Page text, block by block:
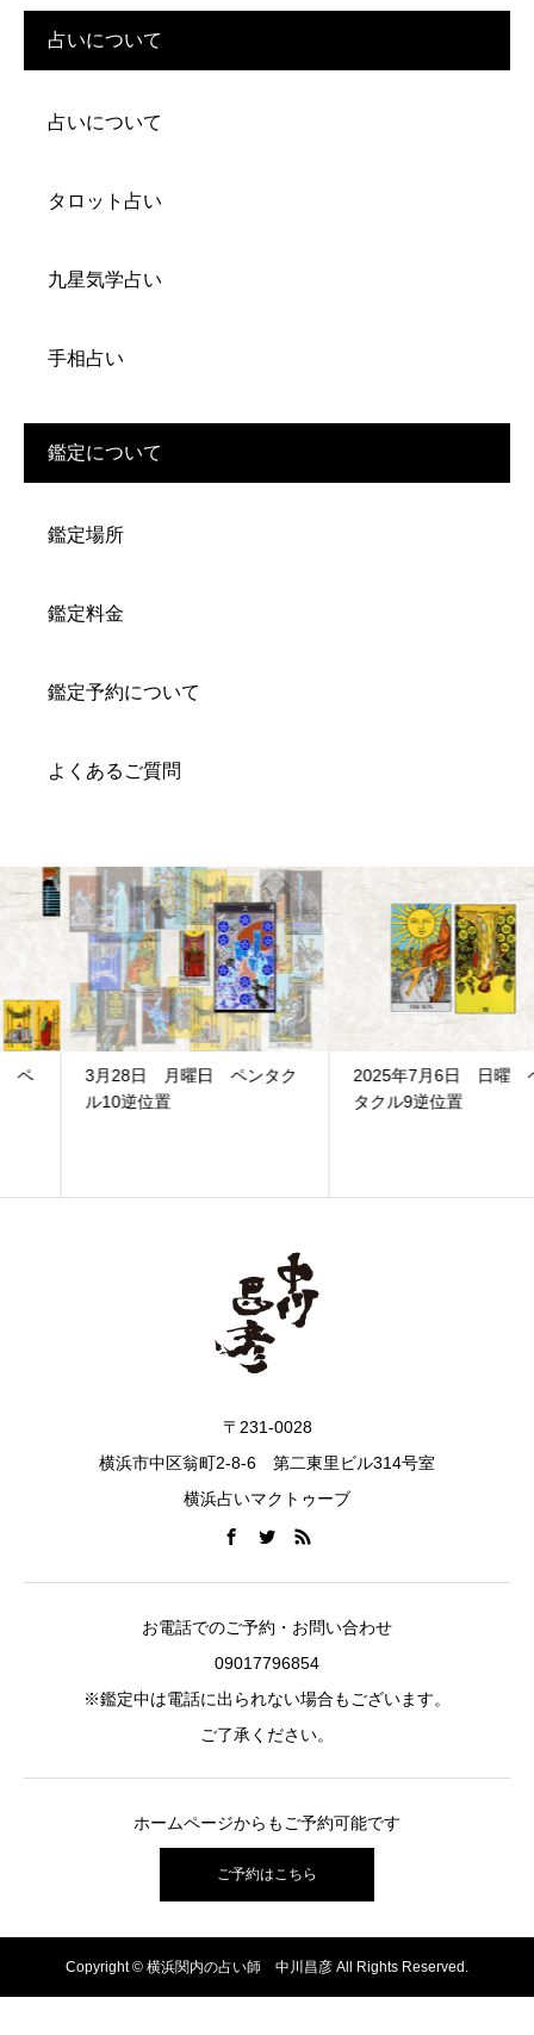
占いについて
占いについて
タロット占い
九星気学占い
手相占い
鑑定について
鑑定場所
鑑定料金
鑑定予約について
よくあるご質問
3月28日 月曜日 ペンタク
ル10逆位置
2025年7月6日 日曜 ペン
タクル9逆位置
〒231-0028
横浜市中区翁町2-8-6 第二東里ビル314号室
横浜占いマクトゥーブ
お電話でのご予約・お問い合わせ
09017796854
※鑑定中は電話に出られない場合もございます。
ご了承ください。
ホームページからもご予約可能です
ご予約はこちら
Copyright © 横浜関内の占い師 中川昌彦 All Rights Reserved.